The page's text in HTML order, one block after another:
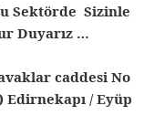
Sektörde Sizinle
Duyarız …
caddesi No
Edirnekapı / Eyüp